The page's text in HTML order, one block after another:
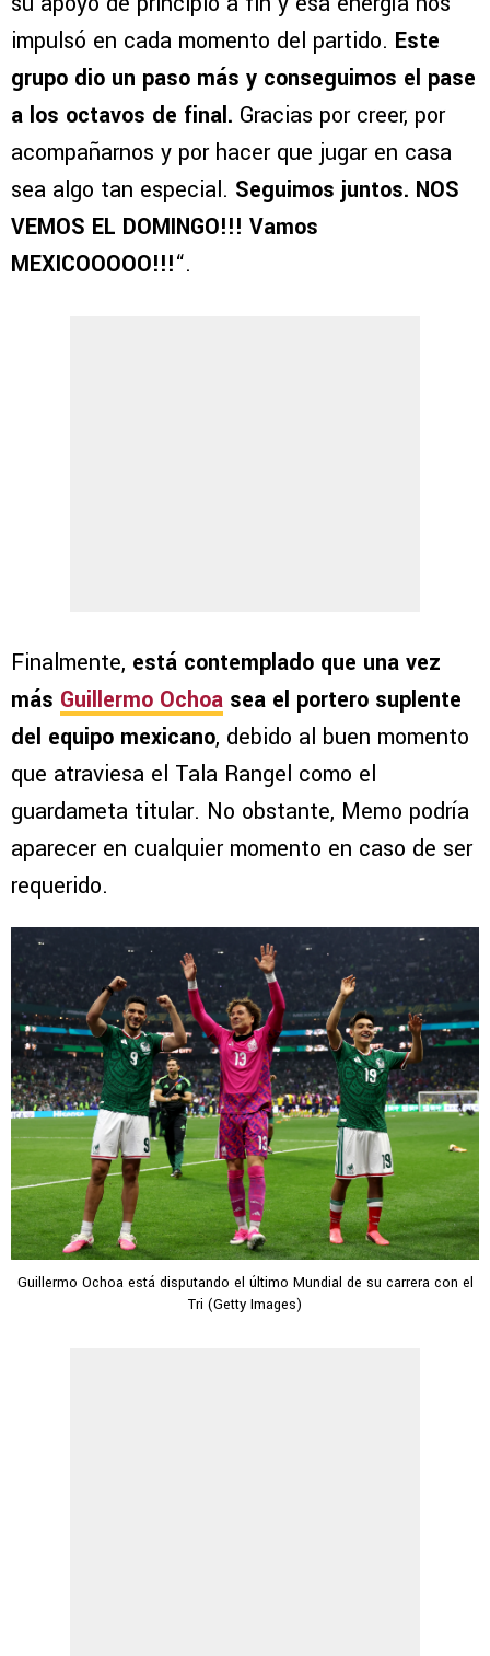
impulsó en cada momento del partido. Este
grupo dio un paso más y conseguimos el pase
a los octavos de final. Gracias por creer, por
acompañarnos y por hacer que jugar en casa
sea algo tan especial. Seguimos juntos. NOS
VEMOS EL DOMINGO!!! Vamos
MEXICOOOOO!!!“.
Finalmente, está contemplado que una vez
más Guillermo Ochoa sea el portero suplente
del equipo mexicano, debido al buen momento
que atraviesa el Tala Rangel como el
guardameta titular. No obstante, Memo podría
aparecer en cualquier momento en caso de ser
requerido.
Guillermo Ochoa está disputando el último Mundial de su carrera con el
Tri (Getty Images)